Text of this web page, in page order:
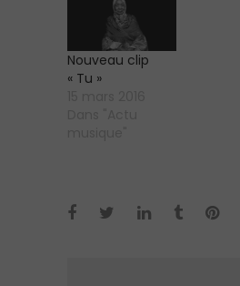
Nouveau clip
« Tu »